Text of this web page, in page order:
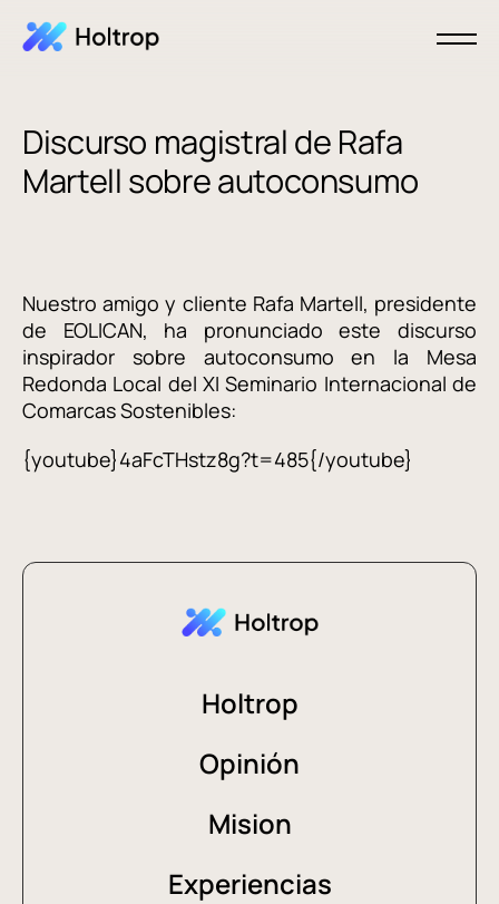
Discurso magistral de Rafa
Martell sobre autoconsumo
Nuestro amigo y cliente Rafa Martell, presidente
de EOLICAN, ha pronunciado este discurso
inspirador sobre autoconsumo en la Mesa
Redonda Local del XI Seminario Internacional de
Comarcas Sostenibles:
{youtube}4aFcTHstz8g?t=485{/youtube}
Holtrop
Opinión
Mision
Experiencias